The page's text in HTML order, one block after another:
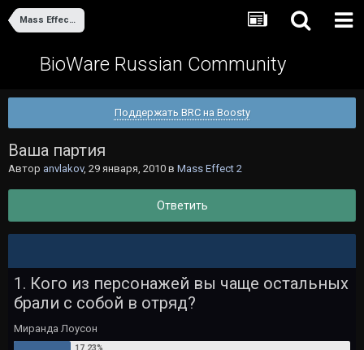
Mass Effect 2
BioWare Russian Community
Поддержать BRC на Boosty
Ваша партия
Автор anvlakov, 29 января, 2010 в Mass Effect 2
Ответить
1. Кого из персонажей вы чаще остальных
брали с собой в отряд?
Миранда Лоусон